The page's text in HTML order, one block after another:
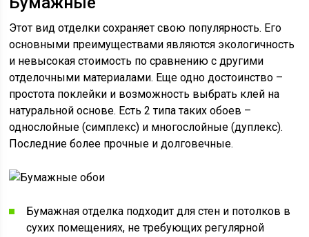
Этот вид отделки сохраняет свою популярность. Его
основными преимуществами являются экологичность
и невысокая стоимость по сравнению с другими
отделочными материалами. Еще одно достоинство –
простота поклейки и возможность выбрать клей на
натуральной основе. Есть 2 типа таких обоев –
однослойные (симплекс) и многослойные (дуплекс).
Последние более прочные и долговечные.
Бумажная отделка подходит для стен и потолков в
сухих помещениях, не требующих регулярной